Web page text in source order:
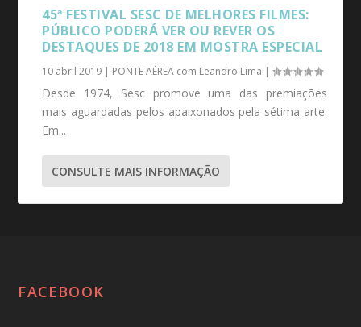
45ª FESTIVAL SESC DE MELHORES FILMES:
PÚBLICO PODERÁ VER OU REVER OS
DESTAQUES DE 2018 EM MOSTRA ESPECIAL
10 abril 2019 | PONTE AÉREA com Leandro Lima |
Desde 1974, Sesc promove uma das premiações
mais aguardadas pelos apaixonados pela sétima arte.
Em...
CONSULTE MAIS INFORMAÇÃO
FACEBOOK